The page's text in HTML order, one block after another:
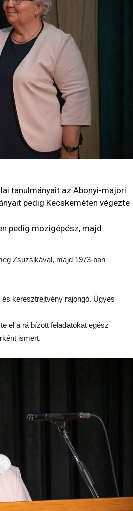
tanulmányait az Abonyi-majori
pedig Kecskeméten végezte
pedig mozigépész, majd
Zsuzsikával, majd 1973-ban
keresztrejtvény rajongó. Ügyes
el a rá bízott feladatokat egész
ismert.